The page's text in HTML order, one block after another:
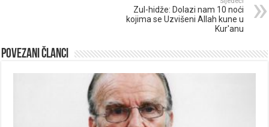
Zul-hidže: Dolazi nam 10 noći
kojima se Uzvišeni Allah kune u
Kur'anu
Povezani članci